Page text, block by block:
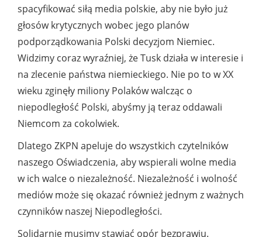
spacyfikować siłą media polskie, aby nie było już
głosów krytycznych wobec jego planów
podporządkowania Polski decyzjom Niemiec.
Widzimy coraz wyraźniej, że Tusk działa w interesie i
na zlecenie państwa niemieckiego. Nie po to w XX
wieku zginęły miliony Polaków walcząc o
niepodległość Polski, abyśmy ją teraz oddawali
Niemcom za cokolwiek.
Dlatego ZKPN apeluje do wszystkich czytelników
naszego Oświadczenia, aby wspierali wolne media
w ich walce o niezależność. Niezależność i wolność
mediów może się okazać również jednym z ważnych
czynników naszej Niepodległości.
Solidarnie musimy stawiać opór bezprawiu.